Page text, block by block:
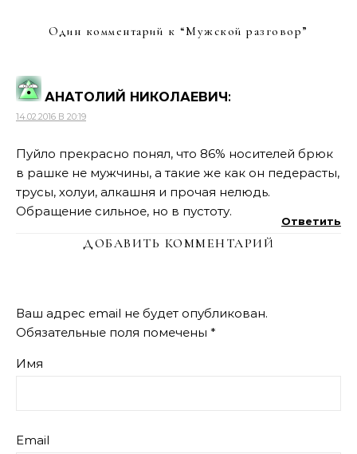
Один комментарий к “Мужской разговор”
АНАТОЛИЙ НИКОЛАЕВИЧ:
14.02.2016 В 20:19
Пуйло прекрасно понял, что 86% носителей брюк
в рашке не мужчины, а такие же как он педерасты,
трусы, холуи, алкашня и прочая нелюдь.
Обращение сильное, но в пустоту.
Ответить
ДОБАВИТЬ КОММЕНТАРИЙ
Ваш адрес email не будет опубликован.
Обязательные поля помечены *
Имя
Email